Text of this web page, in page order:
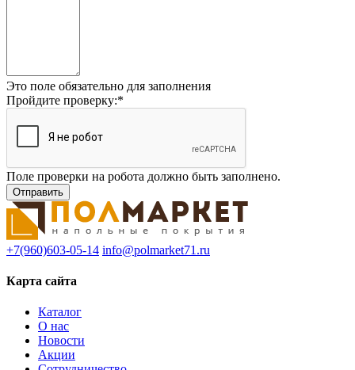
Это поле обязательно для заполнения
Пройдите проверку:*
Поле проверки на робота должно быть заполнено.
+7(960)603-05-14 info@polmarket71.ru
Карта сайта
Каталог
О нас
Новости
Акции